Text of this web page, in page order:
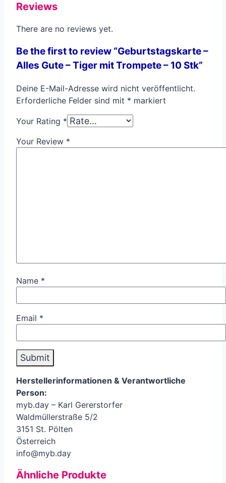
Reviews
There are no reviews yet.
Be the first to review “Geburtstagskarte –
Alles Gute – Tiger mit Trompete – 10 Stk”
Deine E-Mail-Adresse wird nicht veröffentlicht.
Erforderliche Felder sind mit * markiert
Your Rating *
Your Review *
Name *
Email *
Herstellerinformationen & Verantwortliche
Person:
myb.day – Karl Gererstorfer
Waldmüllerstraße 5/2
3151 St. Pölten
Österreich
info@myb.day
Ähnliche Produkte